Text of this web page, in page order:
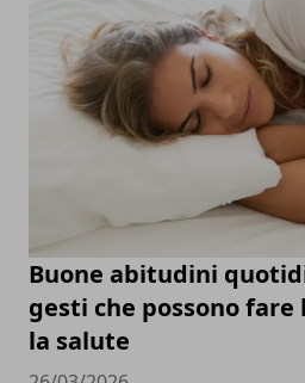
Buone abitudini
gesti che possono
la salute